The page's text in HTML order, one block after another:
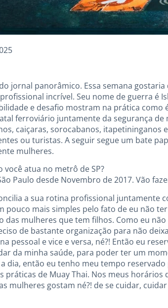
jornal panorâmico. Essa semana
incrível. Seu nome de guerra é
e desafio mostram na prática
ferroviário juntamente da segurança
caiçaras, sorocabanos,
ou turistas. A seguir segue um bate
mulheres.
você atua no metrô de SP?
Paulo desde Novembro de 2017. Vão
a sua rotina profissional juntamente
pouco mais simples pelo fato de eu não
das mulheres que tem filhos. Como eu
de bastante organização para não
pessoal e vice e versa, né?! Então eu
da minha saúde, para poder ter um
dia, então eu tenho meu tempo
práticas de Muay Thai. Nos meus horários
mulheres gostam né?! de se cuidar,